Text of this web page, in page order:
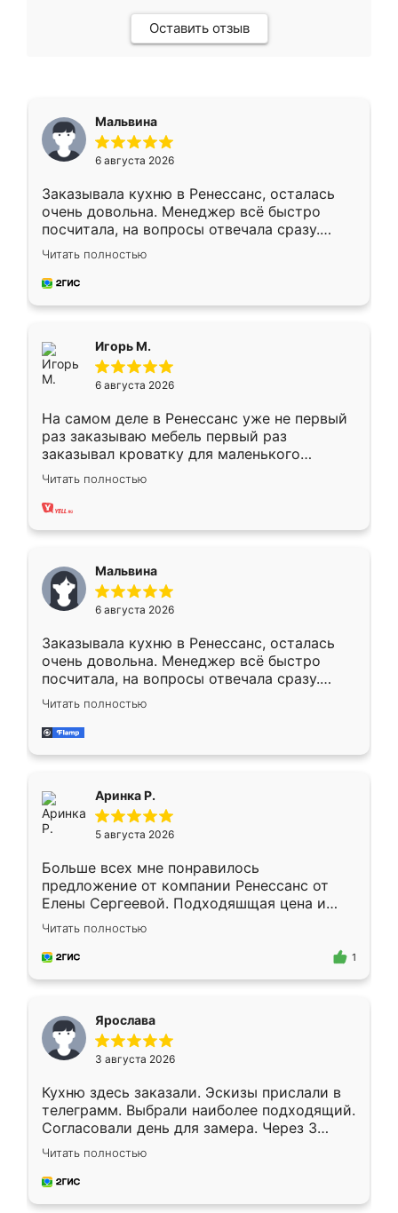
Оставить отзыв
Мальвина
6 августа 2026
Заказывала кухню в Ренессанс, осталась
очень довольна. Менеджер всё быстро
посчитала, на вопросы отвечала сразу.
Замерщик приехал в субботу, подошёл к
делу со всей ответственностью. Собрали
за день, ребята работали аккуратно, даже
Читать полностью
Игорь М.
6 августа 2026
На самом деле в Ренессанс уже не первый
раз заказываю мебель первый раз
заказывал кроватку для маленького
ребёнка при его рождении ,во второй раз
заказал шкаф-купе. По качеству очень
хорошее сборка достаточно быстрая,
меньше, здесь же он более разнообразный.
Мне нравится ,если что-то потребуется из
мебели буду заказывать только здесь.
Читать полностью
Мальвина
6 августа 2026
Заказывала кухню в Ренессанс, осталась
очень довольна. Менеджер всё быстро
посчитала, на вопросы отвечала сразу.
Замерщик приехал в субботу, подошёл к
делу со всей ответственностью. Собрали
за день, ребята работали аккуратно, даже
Читать полностью
Аринка Р.
5 августа 2026
Больше всех мне понравилось
предложение от компании Ренессанс от
Елены Сергеевой. Подходяшщая цена и
короткие сроки изготовления. Приехавший
для замера сотрудник Владислав
предложил по моему эскизу самый
Читать полностью
1
Ярослава
3 августа 2026
Кухню здесь заказали. Эскизы прислали в
телеграмм. Выбрали наиболее подходящий.
Согласовали день для замера. Через 3
недели кухня была уже готова. Остались
довольны работой. Спасибо Ренессанс
мебель за качественную работу!
Читать полностью